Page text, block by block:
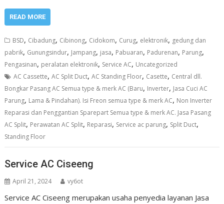
READ MORE
BSD, Cibadung, Cibinong, Cidokom, Curug, elektronik, gedung dan
pabrik, Gunungsindur, Jampang, jasa, Pabuaran, Padurenan, Parung,
Pengasinan, peralatan elektronik, Service AC, Uncategorized
AC Cassette,AC Split Duct,AC Standing Floor, Casette, Central dll.
Bongkar Pasang AC Semua type & merk AC (Baru, Inverter, Jasa Cuci AC
Parung, Lama & Pindahan). Isi Freon semua type & merk AC, Non Inverter
Reparasi dan Penggantian Sparepart Semua type & merk AC. Jasa Pasang
AC Split, Perawatan AC Split, Reparasi, Service ac parung, Split Duct,
Standing Floor
Service AC Ciseeng
April 21, 2024 vy6ot
Service AC Ciseeng merupakan usaha penyedia layanan Jasa